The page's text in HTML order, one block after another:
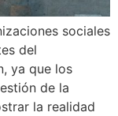
sociales
del
ya que los
de la
la realidad